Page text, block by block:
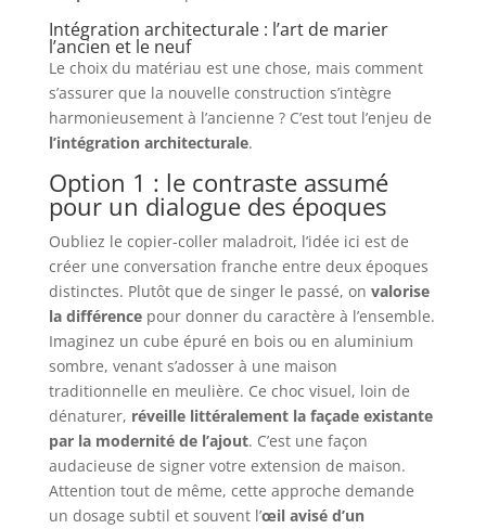
Intégration architecturale : l’art de marier
l’ancien et le neuf
Le choix du matériau est une chose, mais comment
s’assurer que la nouvelle construction s’intègre
harmonieusement à l’ancienne ? C’est tout l’enjeu de
l’intégration architecturale.
Option 1 : le contraste assumé
pour un dialogue des époques
Oubliez le copier-coller maladroit, l’idée ici est de
créer une conversation franche entre deux époques
distinctes. Plutôt que de singer le passé, on valorise
la différencepour donner du caractère à l’ensemble.
Imaginez un cube épuré en bois ou en aluminium
sombre, venant s’adosser à une maison
traditionnelle en meulière. Ce choc visuel, loin de
dénaturer, réveille littéralement la façade existante
par la modernité de l’ajout. C’est une façon
audacieuse de signer votre extension de maison.
Attention tout de même, cette approche demande
un dosage subtil et souvent l’œil avisé d’un